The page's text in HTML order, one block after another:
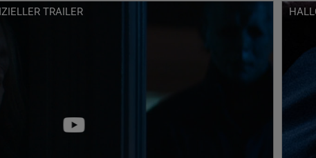
Mit HALLOWEEN ENDS erreicht die legendäre Horrorserie nach
phänomenalen Abschluss! Dabei kehrt die unangefochtene
Curtis (True Lies – Wahre Lügen) ein allerletztes Mal in die Rolle
Beginn ihrer Karriere markierte und die sie bereits seit mehr als
verkörpert. An ihrer Seite sind außerdem Andi Matichak (Son), Will
Forever Purge) und Kyle Richards (Halloween – Die Nacht des
Regisseur David Gordon Green, der schon mit seinem famosen
Halloween sein Talent für erstklassigen Horror unter Beweis
HALLOWEEN ENDS nach einem Drehbuch von Paul Brad Logan
TRAILER